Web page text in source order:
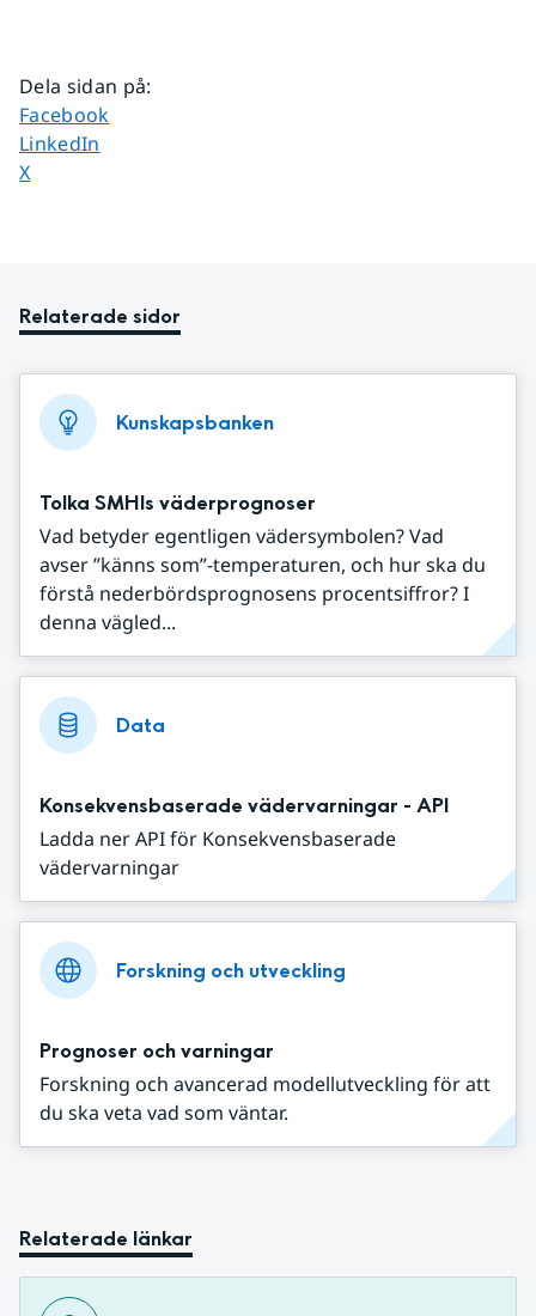
Dela sidan på:
Dela sidan på
Facebook
Dela sidan på
LinkedIn
Dela sidan på
X
Relaterade sidor
Kunskapsbanken
Tolka SMHIs väderprognoser
Vad betyder egentligen vädersymbolen? Vad
avser ”känns som”-temperaturen, och hur ska du
förstå nederbördsprognosens procentsiffror? I
denna vägled...
Data
Konsekvensbaserade vädervarningar - API
Ladda ner API för Konsekvensbaserade
vädervarningar
Forskning och utveckling
Prognoser och varningar
Forskning och avancerad modellutveckling för att
du ska veta vad som väntar.
Relaterade länkar